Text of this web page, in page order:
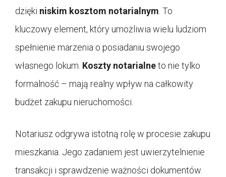
dzięki niskim kosztom notarialnym . To
kluczowy element, który umożliwia wielu ludziom
spełnienie marzenia o posiadaniu swojego
własnego lokum. Koszty notarialneto nie tylko
formalność – mają realny wpływ na całkowity
budżet zakupu nieruchomości.
Notariusz odgrywa istotną rolę w procesie zakupu
mieszkania. Jego zadaniem jest uwierzytelnienie
transakcji i sprawdzenie ważności dokumentów.